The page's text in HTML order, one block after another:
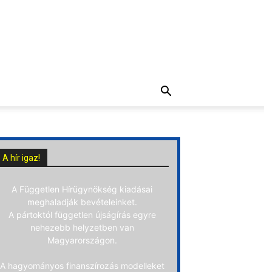
A hír igaz!
A Független Hírügynökség kiadásai
meghaladják bevételeinket.
A pártoktól független újságírás egyre
nehezebb helyzetben van
Magyarországon.
A hagyományos finanszírozás modelleket